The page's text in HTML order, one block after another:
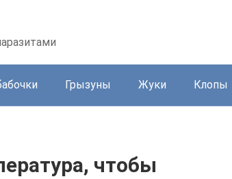
Грызуны Жуки Клопы
чтобы